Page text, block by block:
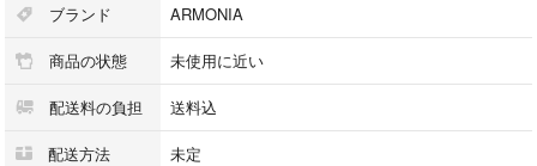
ブランド ARMONIA
商品の状態 未使用に近い
配送料の負担 送料込
配送方法 未定